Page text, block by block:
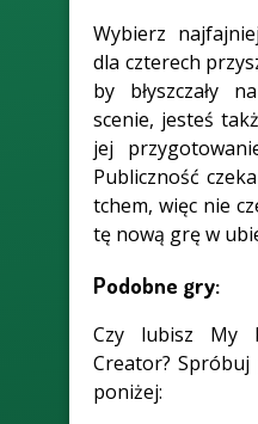
Wybierz
dla czterech
by błyszczały
scenie, jesteś
jej
Publiczność
tchem, więc nie
tę nową grę w
Podobne gry:
Czy lubisz My
Creator?
poniżej: